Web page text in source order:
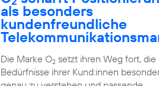
als besonders
kundenfreundliche
Die Marke O2setzt ihren Weg fort, die
Bedürfnisse ihrer Kund:innen